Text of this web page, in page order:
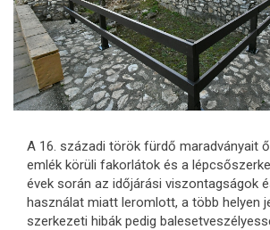
A 16. századi török fürdő maradványait
emlék körüli fakorlátok és a
évek során az időjárási viszontagságok
használat miatt leromlott, a több helyen
szerkezeti hibák pedig